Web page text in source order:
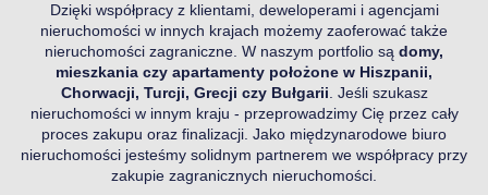
Dzięki współpracy z klientami, deweloperami i agencjami
nieruchomości w innych krajach możemy zaoferować także
nieruchomości zagraniczne . W naszym portfolio są domy,
mieszkania czy apartamenty położone w Hiszpanii,
Chorwacji, Turcji, Grecji czy Bułgarii . Jeśli szukasz
nieruchomości w innym kraju - przeprowadzimy Cię przez cały
proces zakupu oraz finalizacji. Jako międzynarodowe biuro
nieruchomości jesteśmy solidnym partnerem we współpracy przy
zakupie zagranicznych nieruchomości.